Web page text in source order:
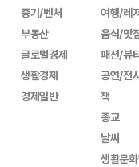
중기/벤처
부동산
글로벌경제
생활경제
경제일반
여행/레
음식/맛
패션/뷰
공연/전
책
종교
날씨
생활문